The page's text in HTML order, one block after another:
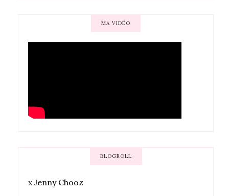
MA VIDÉO
BLOGROLL
xJenny Chooz